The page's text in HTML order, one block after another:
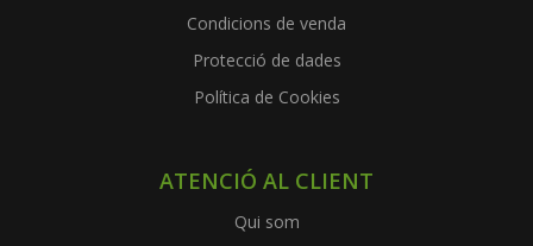
Condicions de venda
Protecció de dades
Política de Cookies
ATENCIÓ AL CLIENT
Qui som